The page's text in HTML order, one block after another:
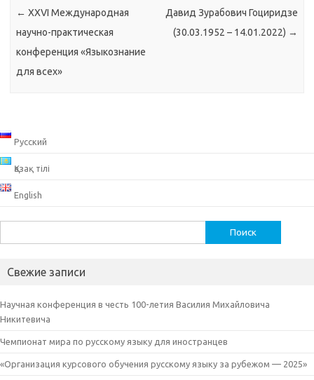
← XXVI Международная
научно-практическая
конференция «Языкознание
для всех»
Давид Зурабович Гоциридзе
(30.03.1952 – 14.01.2022) →
Русский
Қазақ тілі
English
Свежие записи
Научная конференция в честь 100-летия Василия Михайловича
Никитевича
Чемпионат мира по русскому языку для иностранцев
«Организация курсового обучения русскому языку за рубежом — 2025»